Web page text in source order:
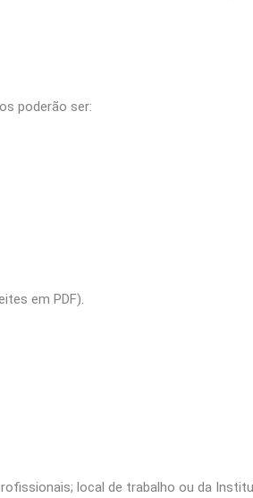
poderão ser:
em PDF).
local de trabalho ou da